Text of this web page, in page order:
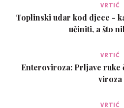
VRTIĆ
Toplinski udar kod djece -
učiniti, a što
VRTIĆ
Enteroviroza: Prljave ruke
viroza
VRTIĆ